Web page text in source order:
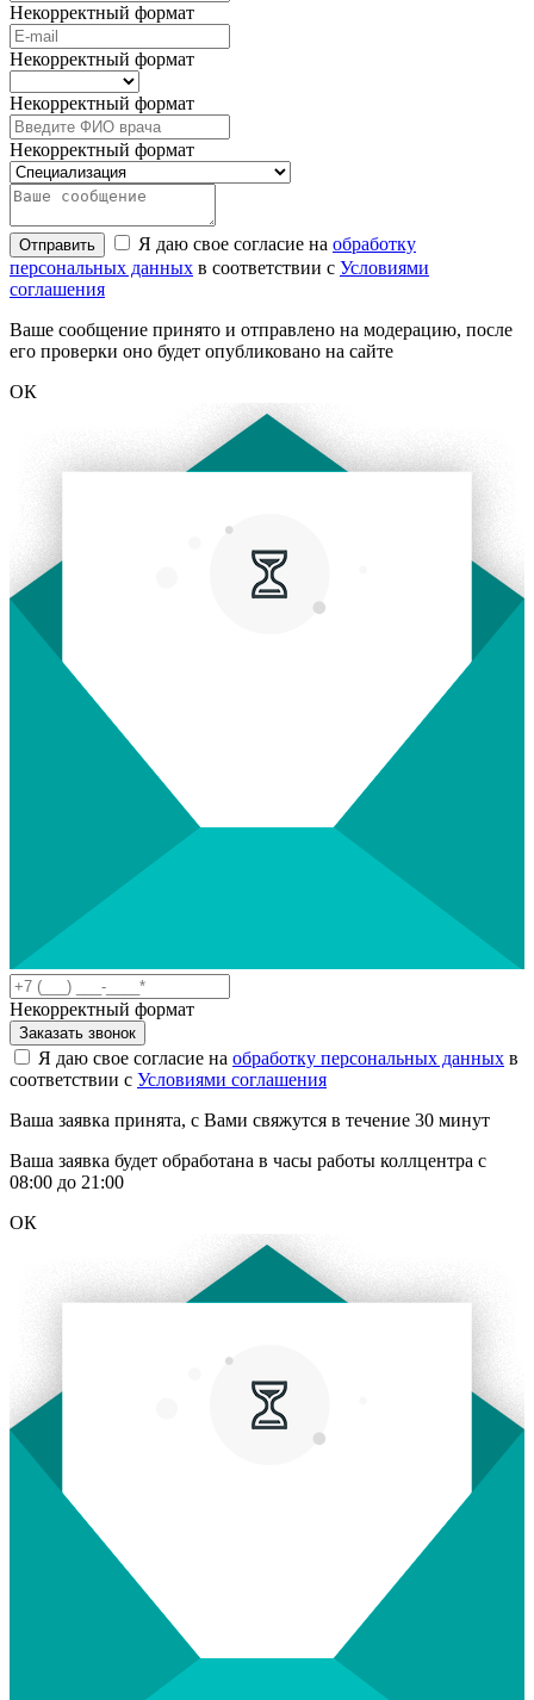
Некорректный формат
Некорректный формат
Некорректный формат
Некорректный формат
Отправить Я даю свое согласие на обработку
персональных данных в соответствии с Условиями
соглашения
Ваше сообщение принято и отправлено на модерацию, после
его проверки оно будет опубликовано на сайте
ОК
Некорректный формат
Заказать звонок
Я даю свое согласие на обработку персональных данных в
соответствии с Условиями соглашения
Ваша заявка принята, с Вами свяжутся в течение 30 минут
Ваша заявка будет обработана в часы работы коллцентра с
08:00 до 21:00
ОК